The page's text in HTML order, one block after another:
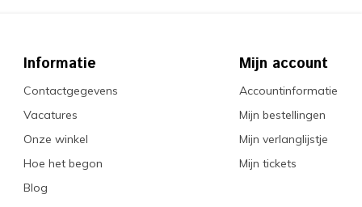
Informatie
Contactgegevens
Vacatures
Onze winkel
Hoe het begon
Blog
Mijn account
Accountinformatie
Mijn bestellingen
Mijn verlanglijstje
Mijn tickets